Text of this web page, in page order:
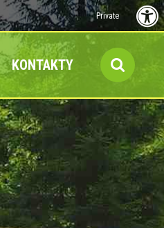
Private
KONTAKTY